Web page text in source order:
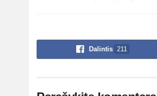
Dalintis 211